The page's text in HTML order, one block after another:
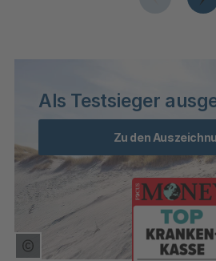
Copyright Tooltip öffnen
Als Testsieger
Zu den